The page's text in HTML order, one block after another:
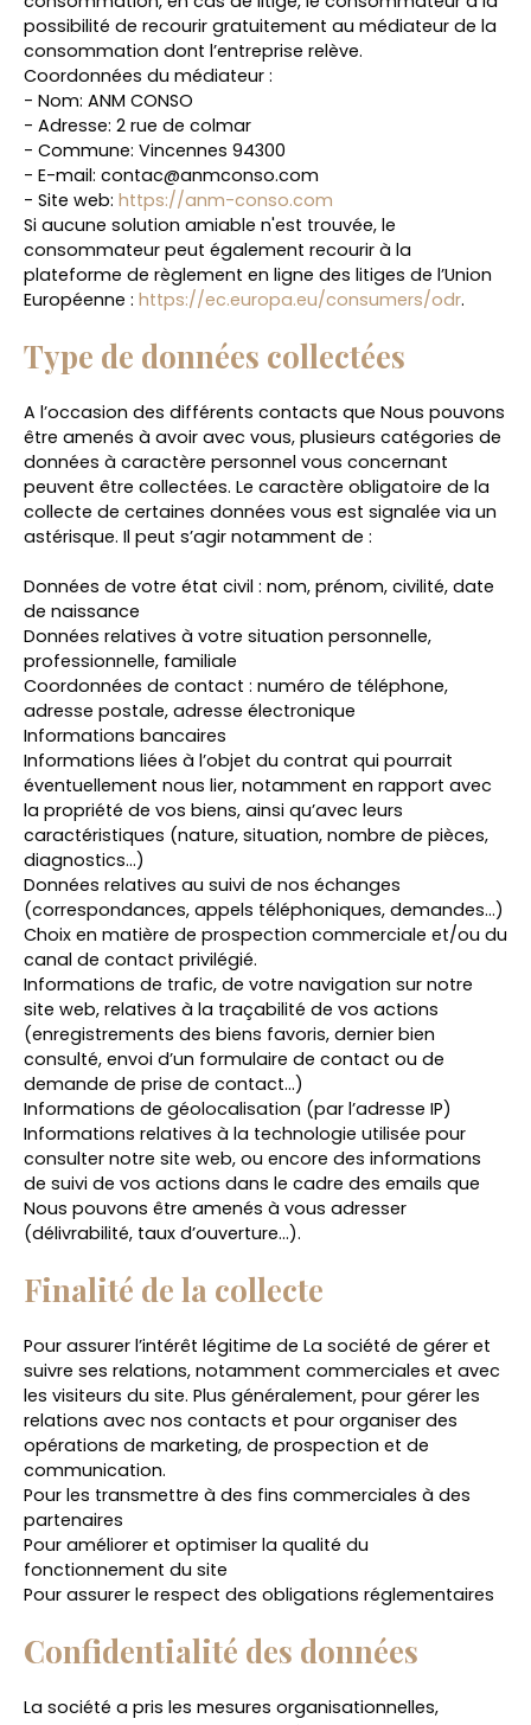
possibilité de recourir gratuitement au médiateur de la
consommation dont l’entreprise relève.
Coordonnées du médiateur :
- Nom: ANM CONSO
- Adresse: 2 rue de colmar
- Commune: Vincennes 94300
- E-mail: contac@anmconso.com
- Site web: https://anm-conso.com
Si aucune solution amiable n'est trouvée, le
consommateur peut également recourir à la
plateforme de règlement en ligne des litiges de l’Union
Européenne : https://ec.europa.eu/consumers/odr.
Type de données collectées
A l’occasion des différents contacts que Nous pouvons
être amenés à avoir avec vous, plusieurs catégories de
données à caractère personnel vous concernant
peuvent être collectées. Le caractère obligatoire de la
collecte de certaines données vous est signalée via un
astérisque. Il peut s’agir notamment de :
Données de votre état civil : nom, prénom, civilité, date
de naissance
Données relatives à votre situation personnelle,
professionnelle, familiale
Coordonnées de contact : numéro de téléphone,
adresse postale, adresse électronique
Informations bancaires
Informations liées à l’objet du contrat qui pourrait
éventuellement nous lier, notamment en rapport avec
la propriété de vos biens, ainsi qu’avec leurs
caractéristiques (nature, situation, nombre de pièces,
diagnostics…)
Données relatives au suivi de nos échanges
(correspondances, appels téléphoniques, demandes…)
Choix en matière de prospection commerciale et/ou du
canal de contact privilégié.
Informations de trafic, de votre navigation sur notre
site web, relatives à la traçabilité de vos actions
(enregistrements des biens favoris, dernier bien
consulté, envoi d’un formulaire de contact ou de
demande de prise de contact…)
Informations de géolocalisation (par l’adresse IP)
Informations relatives à la technologie utilisée pour
consulter notre site web, ou encore des informations
de suivi de vos actions dans le cadre des emails que
Nous pouvons être amenés à vous adresser
(délivrabilité, taux d’ouverture…).
Finalité de la collecte
Pour assurer l’intérêt légitime de La société de gérer et
suivre ses relations, notamment commerciales et avec
les visiteurs du site. Plus généralement, pour gérer les
relations avec nos contacts et pour organiser des
opérations de marketing, de prospection et de
communication.
Pour les transmettre à des fins commerciales à des
partenaires
Pour améliorer et optimiser la qualité du
fonctionnement du site
Pour assurer le respect des obligations réglementaires
Confidentialité des données
La société a pris les mesures organisationnelles,